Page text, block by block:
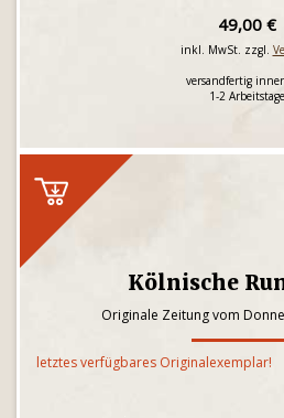
49,00 €
inkl. MwSt. zzgl.
versandfertig
1-2 Arbeitstage
Kölnische
Originale Zeitung vom
letztes verfügbares Originalexemplar!